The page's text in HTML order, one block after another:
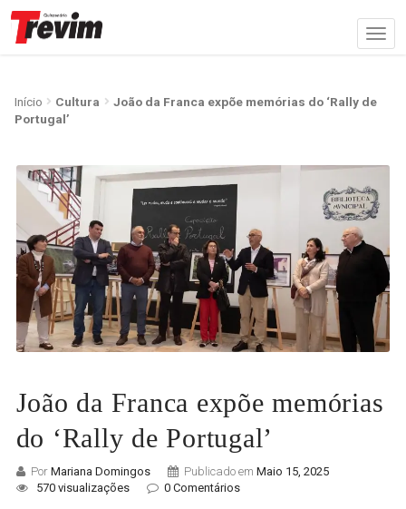
Início Cultura
João da Franca expõe memórias do ‘Rally de
Portugal’
João da Franca expõe memórias
do ‘Rally de Portugal’
Por Mariana Domingos Publicado em Maio 15, 2025
570 visualizações
0 Comentários